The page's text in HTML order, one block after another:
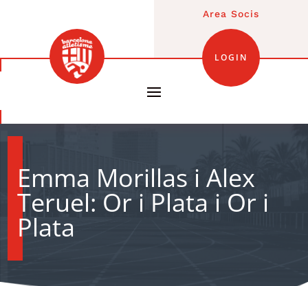
Area Socis
LOGIN
Emma Morillas i Alex
Teruel: Or i Plata i Or i
Plata